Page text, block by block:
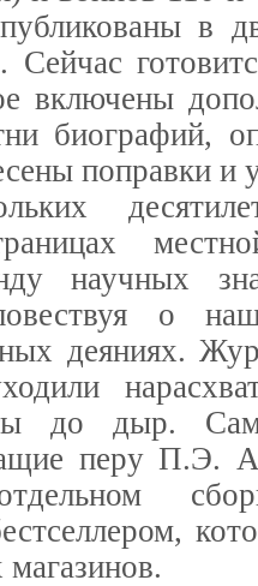
в
включены
биографий,
поправки и
научных
о
деяниях.
до дыр.
перу П.Э.
магазинов.